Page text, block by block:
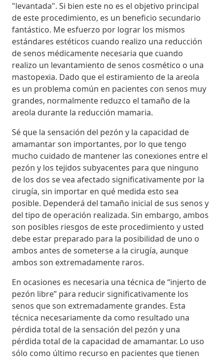
"levantada". Si bien este no es el objetivo principal
de este procedimiento, es un beneficio secundario
fantástico. Me esfuerzo por lograr los mismos
estándares estéticos cuando realizo una reducción
de senos médicamente necesaria que cuando
realizo un levantamiento de senos cosmético o una
mastopexia. Dado que el estiramiento de la areola
es un problema común en pacientes con senos muy
grandes, normalmente reduzco el tamaño de la
areola durante la reducción mamaria.
Sé que la sensación del pezón y la capacidad de
amamantar son importantes, por lo que tengo
mucho cuidado de mantener las conexiones entre el
pezón y los tejidos subyacentes para que ninguno
de los dos se vea afectado significativamente por la
cirugía, sin importar en qué medida esto sea
posible. Dependerá del tamaño inicial de sus senos y
del tipo de operación realizada. Sin embargo, ambos
son posibles riesgos de este procedimiento y usted
debe estar preparado para la posibilidad de uno o
ambos antes de someterse a la cirugía, aunque
ambos son extremadamente raros.
En ocasiones es necesaria una técnica de “injerto de
pezón libre” para reducir significativamente los
senos que son extremadamente grandes. Esta
técnica necesariamente da como resultado una
pérdida total de la sensación del pezón y una
pérdida total de la capacidad de amamantar. Lo uso
sólo como último recurso en pacientes que tienen